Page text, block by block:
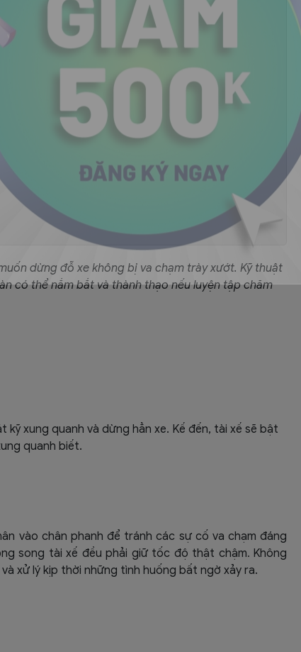
dừng đỗ xe không bị va chạm trày xướt. Kỹ thuật
có thể nắm bắt và thành thạo nếu luyện tập chăm
xung quanh và dừng hẳn xe. Kế đến, tài xế sẽ bật
quanh biết.
vào chân phanh để tránh các sự cố va chạm đáng
song tài xế đều phải giữ tốc độ thật chậm. Không
xử lý kịp thời những tình huống bất ngờ xảy ra.